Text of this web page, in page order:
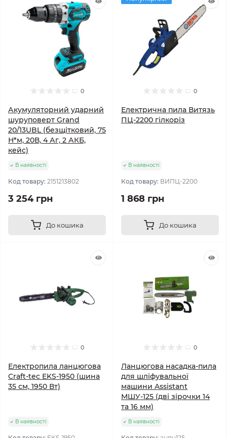
0
Акумуляторний ударний
шуруповерт Grand
20/13UBL (безщітковий, 75
Н*м, 20В, 4 Аг, 2 АКБ,
кейс)
В наявності
Код товару: 2151213802
3 254 грн
До кошика
0
Електрична пила Витязь
ПЦ-2200 гілкоріз
В наявності
Код товару: ВИПЦ-2200
1 868 грн
До кошика
0
Електропила ланцюгова
Craft-tec EKS-1950 (шина
35 см, 1950 Вт)
В наявності
0
Ланцюгова насадка-пила
для шліфувальної
машини Assistant
МШУ-125 (дві зірочки 14
та 16 мм)
В наявності